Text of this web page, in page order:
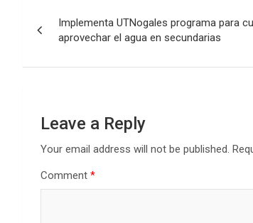
navigation
Implementa UTNogales programa para
aprovechar el agua en secundarias
Leave a Reply
Your email address will not be published.
Comment *